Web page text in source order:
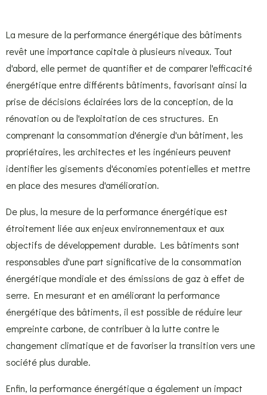
La mesure de la performance énergétique des bâtiments
revêt une importance capitale à plusieurs niveaux. Tout
d'abord, elle permet de quantifier et de comparer l'efficacité
énergétique entre différents bâtiments, favorisant ainsi la
prise de décisions éclairées lors de la conception, de la
rénovation ou de l'exploitation de ces structures. En
comprenant la consommation d'énergie d'un bâtiment, les
propriétaires, les architectes et les ingénieurs peuvent
identifier les gisements d'économies potentielles et mettre
en place des mesures d'amélioration.
De plus, la mesure de la performance énergétique est
étroitement liée aux enjeux environnementaux et aux
objectifs de développement durable. Les bâtiments sont
responsables d'une part significative de la consommation
énergétique mondiale et des émissions de gaz à effet de
serre. En mesurant et en améliorant la performance
énergétique des bâtiments, il est possible de réduire leur
empreinte carbone, de contribuer à la lutte contre le
changement climatique et de favoriser la transition vers une
société plus durable.
Enfin, la performance énergétique a également un impact